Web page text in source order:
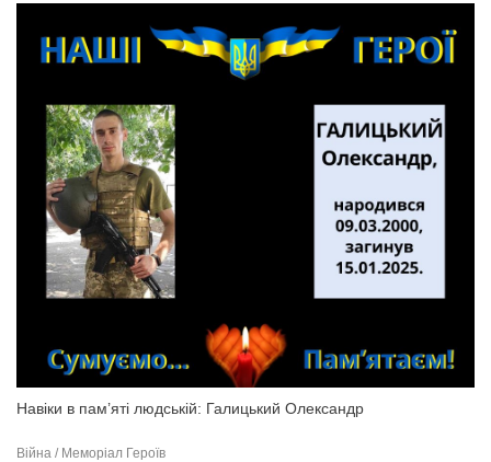
Навіки в пам’яті людській: Галицький Олександр
Війна / Меморіал Героїв